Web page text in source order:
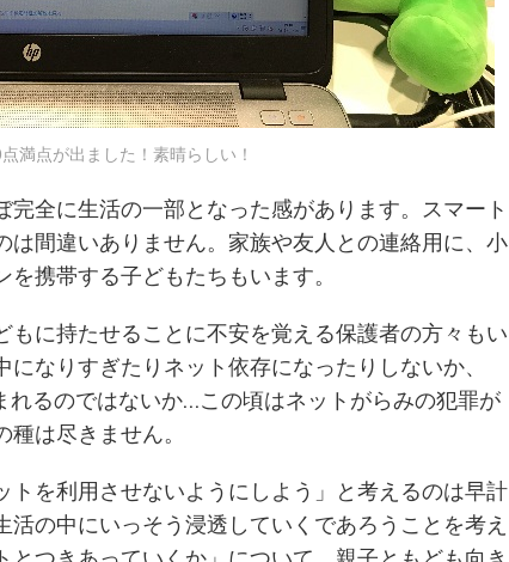
満点が出ました！素晴らしい！
完全に生活の一部となった感があります。スマート
は間違いありません。家族や友人との連絡用に、小
携帯する子どもたちもいます。
もに持たせることに不安を覚える保護者の方々もい
なりすぎたりネット依存になったりしないか、
れるのではないか…この頃はネットがらみの犯罪が
は尽きません。
トを利用させないようにしよう」と考えるのは早計
の中にいっそう浸透していくであろうことを考え